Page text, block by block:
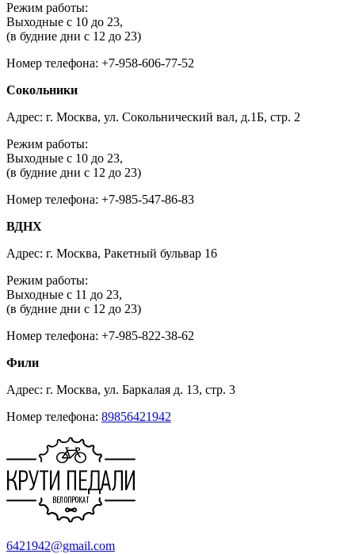
Режим работы:
Выходные с 10 до 23,
(в будние дни с 12 до 23)
Номер телефона: +7-958-606-77-52
Сокольники
Адрес: г. Москва, ул. Сокольнический вал, д.1Б, стр. 2
Режим работы:
Выходные с 10 до 23,
(в будние дни с 12 до 23)
Номер телефона: +7-985-547-86-83
ВДНХ
Адрес: г. Москва, Ракетный бульвар 16
Режим работы:
Выходные с 11 до 23,
(в будние дни с 12 до 23)
Номер телефона: +7-985-822-38-62
Фили
Адрес: г. Москва, ул. Баркалая д. 13, стр. 3
Номер телефона: 89856421942
6421942@gmail.com